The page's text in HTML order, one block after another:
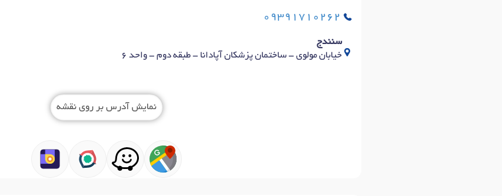
09391710262
سنندج
خیابان مولوی - ساختمان پزشکان آپادانا - طبقه دوم - واحد 6
نمایش آدرس بر روی نقشه